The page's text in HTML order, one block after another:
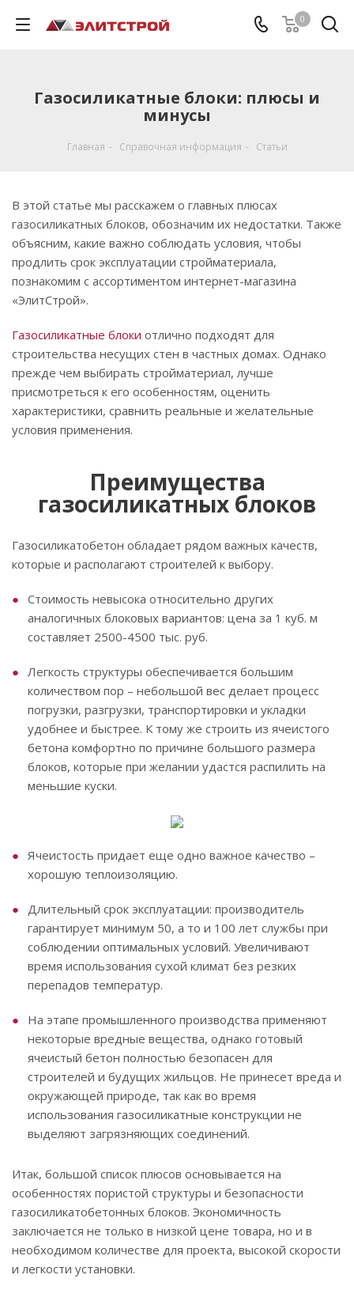
0
Газосиликатные блоки: плюсы и
минусы
Главная - Справочная информация - Статьи
В этой статье мы расскажем о главных плюсах
газосиликатных блоков, обозначим их недостатки. Также
объясним, какие важно соблюдать условия, чтобы
продлить срок эксплуатации стройматериала,
познакомим с ассортиментом интернет-магазина
«ЭлитСтрой».
Газосиликатные блоки отлично подходят для
строительства несущих стен в частных домах. Однако
прежде чем выбирать стройматериал, лучше
присмотреться к его особенностям, оценить
характеристики, сравнить реальные и желательные
условия применения.
Преимущества
газосиликатных блоков
Газосиликатобетон обладает рядом важных качеств,
которые и располагают строителей к выбору.
Стоимость невысока относительно других
аналогичных блоковых вариантов: цена за 1 куб. м
составляет 2500-4500 тыс. руб.
Легкость структуры обеспечивается большим
количеством пор – небольшой вес делает процесс
погрузки, разгрузки, транспортировки и укладки
удобнее и быстрее. К тому же строить из ячеистого
бетона комфортно по причине большого размера
блоков, которые при желании удастся распилить на
меньшие куски.
Ячеистость придает еще одно важное качество –
хорошую теплоизоляцию.
Длительный срок эксплуатации: производитель
гарантирует минимум 50, а то и 100 лет службы при
соблюдении оптимальных условий. Увеличивают
время использования сухой климат без резких
перепадов температур.
На этапе промышленного производства применяют
некоторые вредные вещества, однако готовый
ячеистый бетон полностью безопасен для
строителей и будущих жильцов. Не принесет вреда и
окружающей природе, так как во время
использования газосиликатные конструкции не
выделяют загрязняющих соединений.
Итак, большой список плюсов основывается на
особенностях пористой структуры и безопасности
газосиликатобетонных блоков. Экономичность
заключается не только в низкой цене товара, но и в
необходимом количестве для проекта, высокой скорости
и легкости установки.